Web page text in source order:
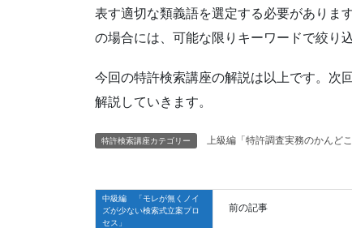
表す適切な類義語を選定する必要がありま
の場合には、可能な限りキーワードで絞り
今回の特許検索講座の解説は以上です。
解説していきます。
特許検索講座カテゴリー 上級編「特許調査実務のかんどこ
中級編 「モレが無くノイ
ズが少ない検索式立案プロ
セス」
前の記事